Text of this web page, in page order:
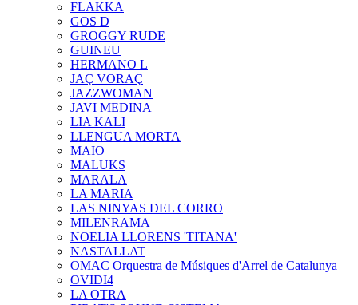
FLAKKA
GOS D
GROGGY RUDE
GUINEU
HERMANO L
JAÇ VORAÇ
JAZZWOMAN
JAVI MEDINA
LIA KALI
LLENGUA MORTA
MAIO
MALUKS
MARALA
LA MARIA
LAS NINYAS DEL CORRO
MILENRAMA
NOELIA LLORENS 'TITANA'
NASTALLAT
OMAC Orquestra de Músiques d'Arrel de Catalunya
OVIDI4
LA OTRA